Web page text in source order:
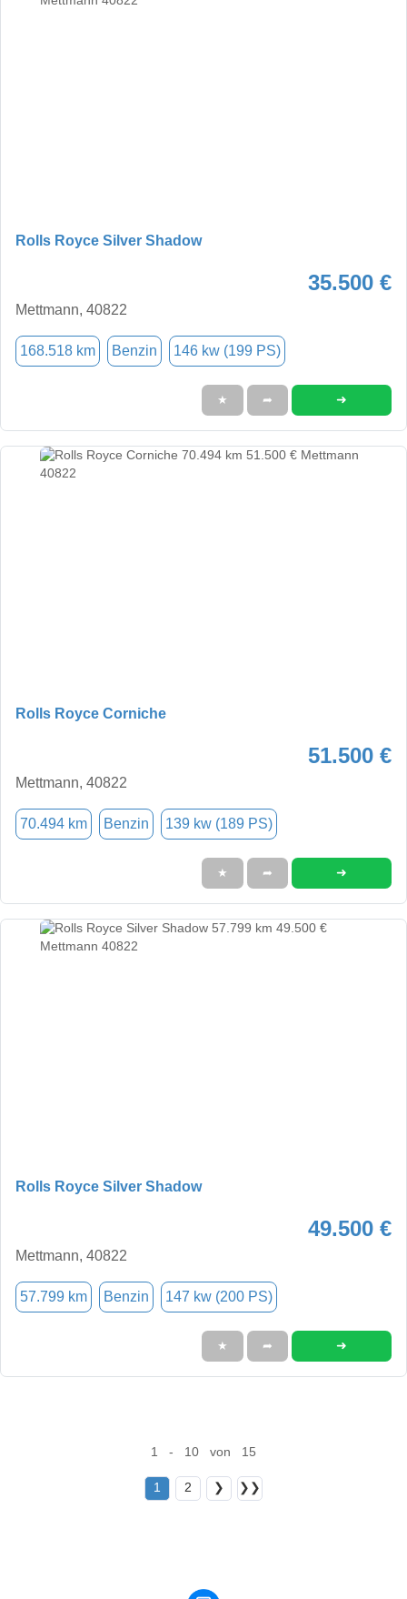
Rolls Royce Silver Shadow
35.500 €
Mettmann, 40822
168.518 km Benzin 146 kw (199 PS)
★ ➦ ➜
Rolls Royce Corniche
51.500 €
Mettmann, 40822
70.494 km Benzin 139 kw (189 PS)
★ ➦ ➜
Rolls Royce Silver Shadow
49.500 €
Mettmann, 40822
57.799 km Benzin 147 kw (200 PS)
★ ➦ ➜
1 - 10 von 15
1 2 ❯ ❯❯